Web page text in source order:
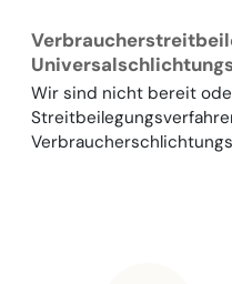
Wir sind nicht bereit